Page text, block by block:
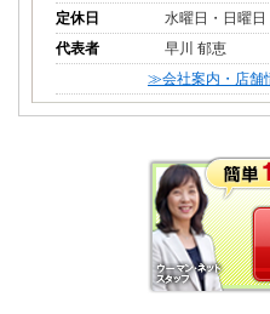
定休日
水曜日・日曜日
代表者
早川 郁恵
≫会社案内・店舗